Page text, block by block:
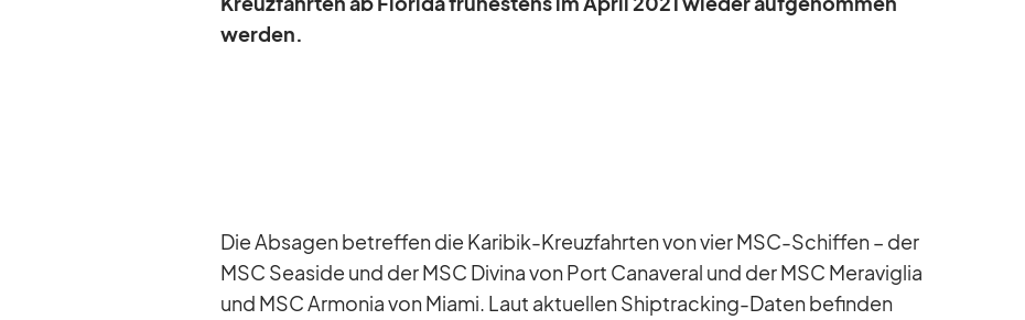
wer­den.
Die Ab­sa­gen be­tref­fen die Ka­ri­bik-Kreuz­fahr­ten von vier MSC-Schif­fen – der
MSC Sea­side und der MSC Di­vina von Port Ca­na­ve­ral und der MSC Me­ra­vi­glia
und MSC Ar­mo­nia von Mi­ami. Laut ak­tu­el­len Ship­track­ing-Da­ten be­fin­den